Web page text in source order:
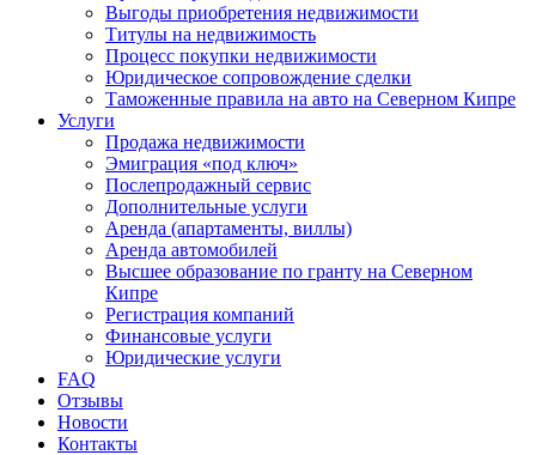
Выгоды приобретения недвижимости
Титулы на недвижимость
Процесс покупки недвижимости
Юридическое сопровождение сделки
Таможенные правила на авто на Северном Кипре
Услуги
Продажа недвижимости
Эмиграция «под ключ»
Послепродажный сервис
Дополнительные услуги
Аренда (апартаменты, виллы)
Аренда автомобилей
Высшее образование по гранту на Северном
Кипре
Регистрация компаний
Финансовые услуги
Юридические услуги
FAQ
Отзывы
Новости
Контакты